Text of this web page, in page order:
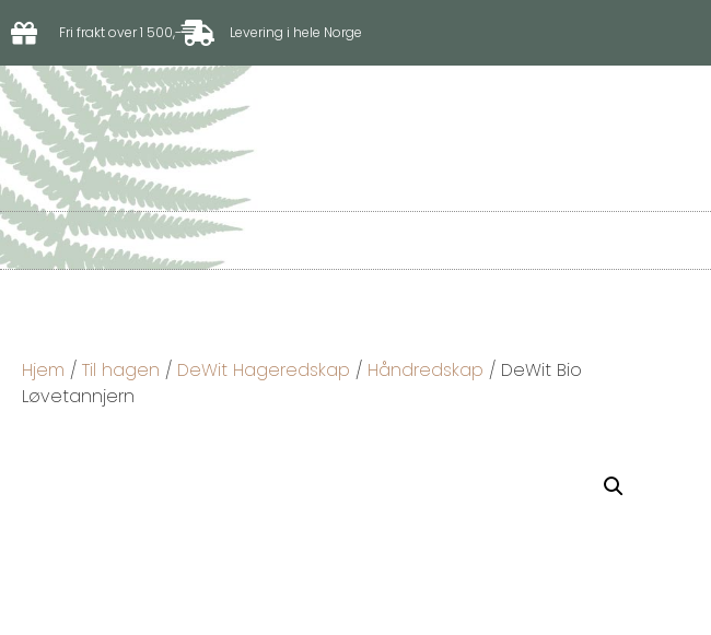
Fri frakt over 1 500,- Levering i hele Norge
Hjem / Til hagen / DeWit Hageredskap / Håndredskap / DeWit Bio
Løvetannjern